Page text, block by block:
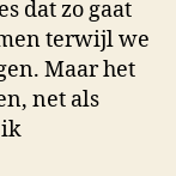
dat zo gaat
terwijl we
Maar het
net als
ik